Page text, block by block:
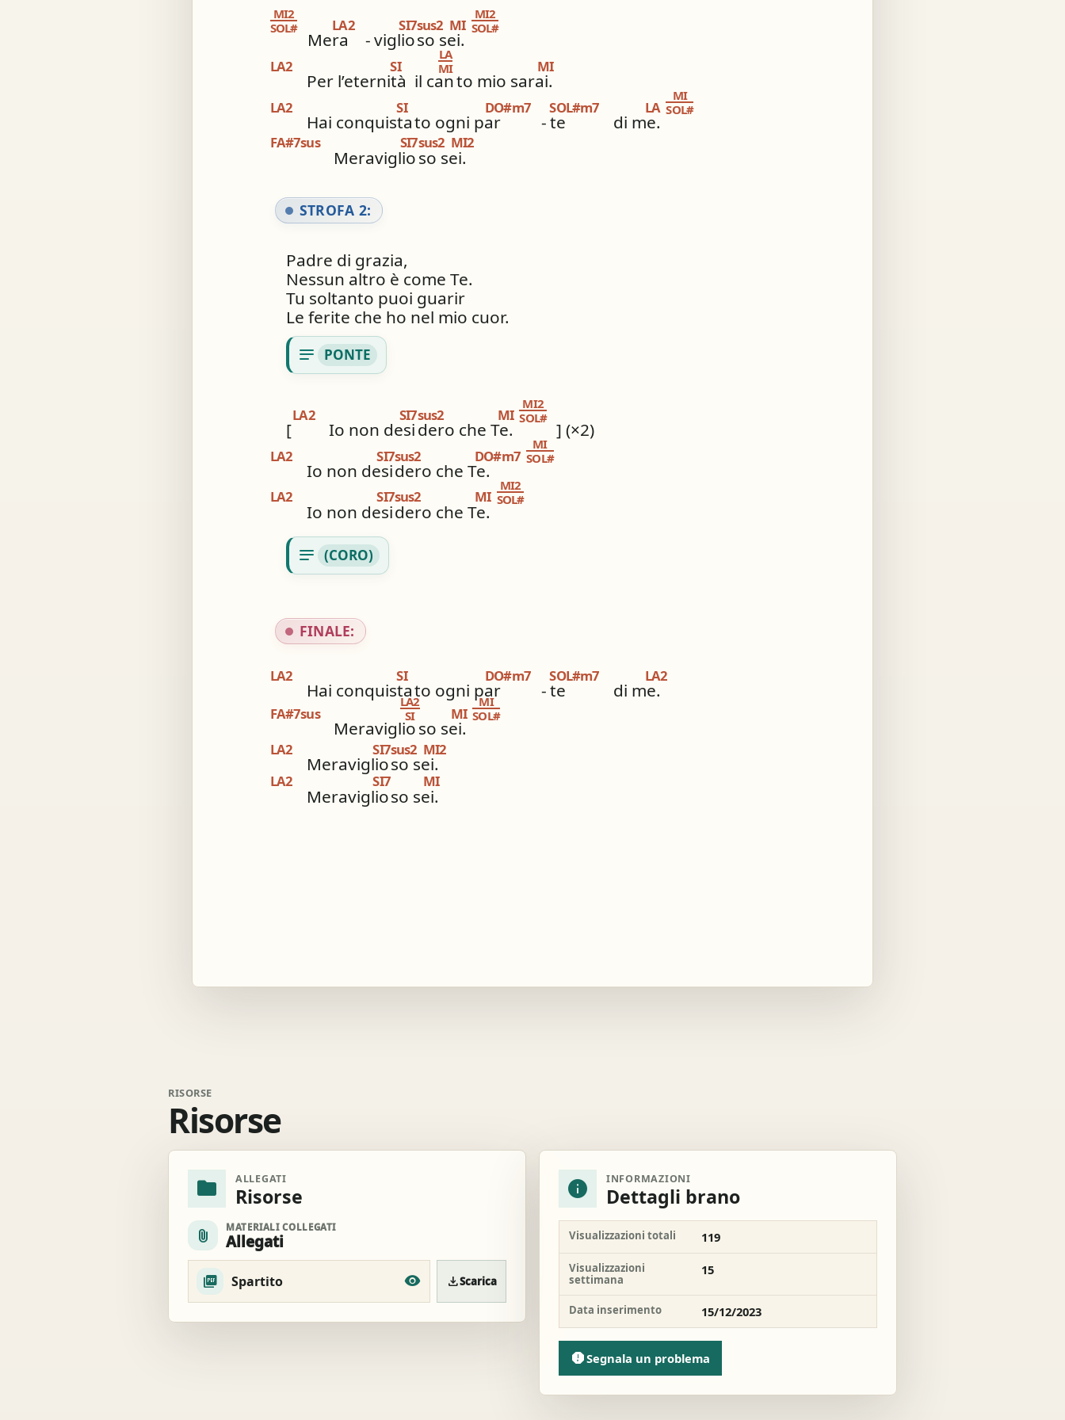
MI2
SOL#
Mera
LA2
-viglio
SI7sus2
so sei.
MI
MI2
SOL#
LA2
Per l’eternità
SI
il can
LA
MI
to mio sarai.
MI
LA2
Hai conquista
SI
to ogni par
DO#m7
-te
SOL#m7
di me.
LA
MI
SOL#
FA#7sus
Meraviglio
SI7sus2
so sei.
MI2
STROFA 2:
Padre di grazia,
Nessun altro è come Te.
Tu soltanto puoi guarir
Le ferite che ho nel mio cuor.
notes
PONTE
[
LA2
Io non desi
SI7sus2
dero che Te.
MI
MI2
SOL#
] (×2)
LA2
Io non desi
SI7sus2
dero che Te.
DO#m7
MI
SOL#
LA2
Io non desi
SI7sus2
dero che Te.
MI
MI2
SOL#
notes (CORO)
FINALE:
LA2
Hai conquista
SI
to ogni par
DO#m7
-te
SOL#m7
di me.
LA2
FA#7sus
Meraviglio
LA2
SI
so sei.
MI
MI
SOL#
LA2
Meraviglio
SI7sus2
so sei.
MI2
LA2
Meraviglio
SI7
so sei.
MI
RISORSE
Risorse
folder ALLEGATI
Risorse
attach_file MATERIALI COLLEGATI
Allegati
Spartito downloadScarica
info INFORMAZIONI
Dettagli brano
Visualizzazioni totali 119
Visualizzazioni
settimana
15
Data inserimento 15/12/2023
reportSegnala un problema